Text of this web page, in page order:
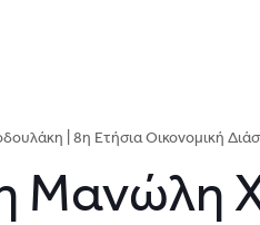
| 8η Ετήσια Οικονομική
Μανώλη